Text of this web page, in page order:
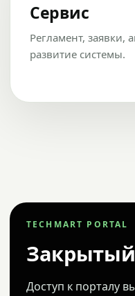
Сервис
Регламент, заявки,
развитие системы.
TECHMART PORTAL
Доступ к порталу